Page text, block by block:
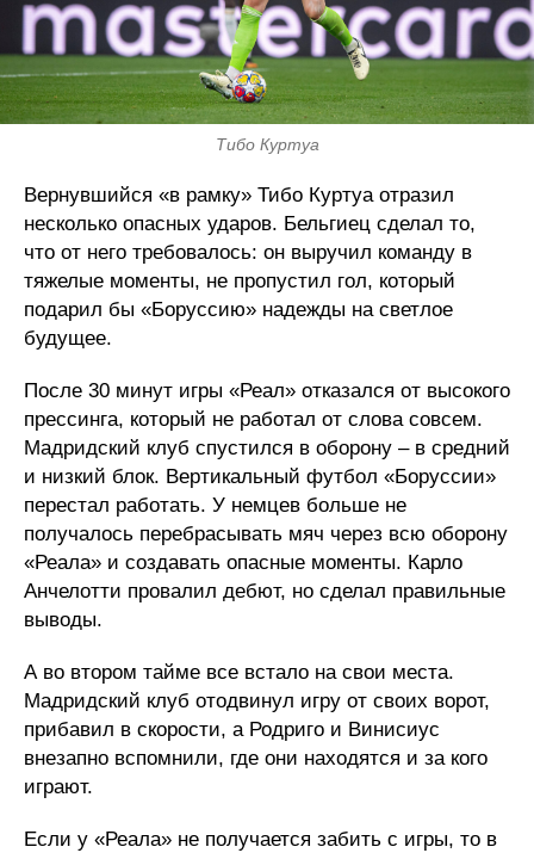
Тибо Куртуа
Вернувшийся «в рамку» Тибо Куртуа отразил
несколько опасных ударов. Бельгиец сделал то,
что от него требовалось: он выручил команду в
тяжелые моменты, не пропустил гол, который
подарил бы «Боруссию» надежды на светлое
будущее.
После 30 минут игры «Реал» отказался от высокого
прессинга, который не работал от слова совсем.
Мадридский клуб спустился в оборону – в средний
и низкий блок. Вертикальный футбол «Боруссии»
перестал работать. У немцев больше не
получалось перебрасывать мяч через всю оборону
«Реала» и создавать опасные моменты. Карло
Анчелотти провалил дебют, но сделал правильные
выводы.
А во втором тайме все встало на свои места.
Мадридский клуб отодвинул игру от своих ворот,
прибавил в скорости, а Родриго и Винисиус
внезапно вспомнили, где они находятся и за кого
играют.
Если у «Реала» не получается забить с игры, то в